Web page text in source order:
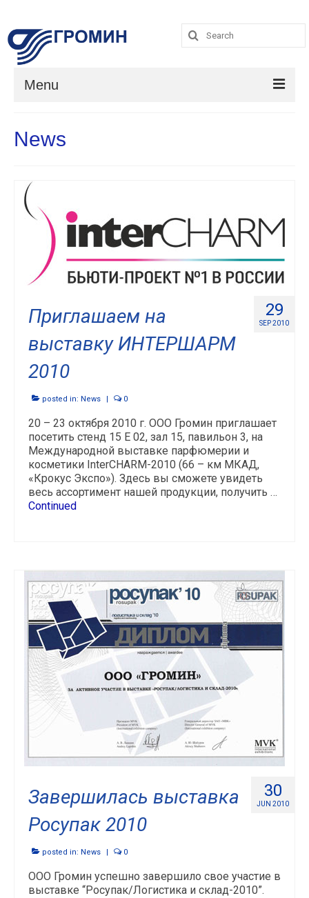
Search
for:
Menu
О компании
Contacts
News
29
SEP 2010
Приглашаем на
выставку ИНТЕРШАРМ
2010
posted in: News 0
20 – 23 октября 2010 г. ООО Громин приглашает
посетить стенд 15 Е 02, зал 15, павильон 3, на
Международной выставке парфюмерии и
косметики InterCHARM-2010 (66 – км МКАД,
«Крокус Экспо»). Здесь вы сможете увидеть
весь ассортимент нашей продукции, получить …
Continued
30
JUN 2010
Завершилась выставка
Росупак 2010
posted in: News 0
ООО Громин успешно завершило свое участие в
выставке “Росупак/Логистика и склад-2010”.